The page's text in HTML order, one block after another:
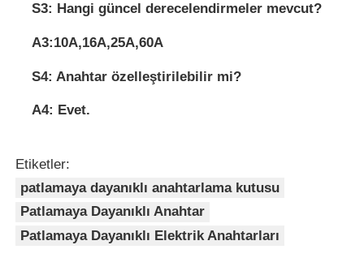
S3: Hangi güncel derecelendirmeler mevcut?
A3:10A,16A,25A,60A
S4: Anahtar özelleştirilebilir mi?
A4: Evet.
Etiketler:
patlamaya dayanıklı anahtarlama kutusu
Patlamaya Dayanıklı Anahtar
Patlamaya Dayanıklı Elektrik Anahtarları